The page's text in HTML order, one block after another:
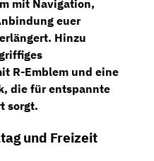
mit Navigation,
euer
Hinzu
R-Emblem und eine
, die für entspannte
sorgt.
und Freizeit